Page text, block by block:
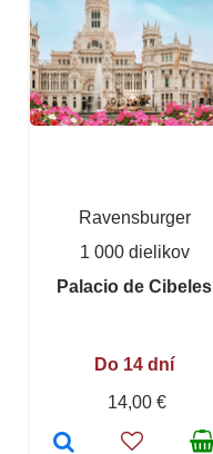
Ravensburger
1 000 dielikov
Palacio de Cibeles
Do 14 dní
14,00 €